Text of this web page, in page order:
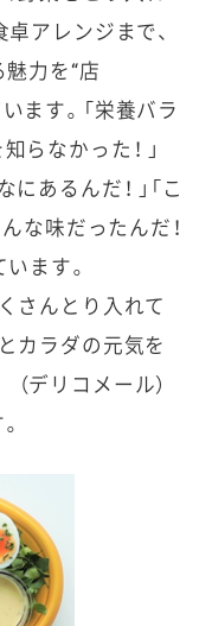
アレンジまで、
魅力を“店
ます。「栄養バラ
らなかった！ 」
あるんだ！ 」「こ
な味だったんだ！
ます。
さんとり入れて
カラダの元気を
デリコメール）